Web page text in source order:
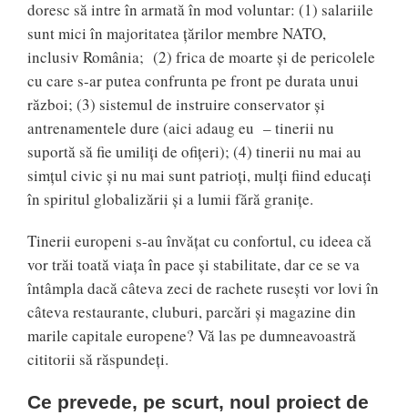
doresc să intre în armată în mod voluntar: (1) salariile
sunt mici în majoritatea țărilor membre NATO,
inclusiv România; (2) frica de moarte și de pericolele
cu care s-ar putea confrunta pe front pe durata unui
război; (3) sistemul de instruire conservator și
antrenamentele dure (aici adaug eu – tinerii nu
suportă să fie umiliți de ofițeri); (4) tinerii nu mai au
simțul civic și nu mai sunt patrioți, mulți fiind educați
în spiritul globalizării și a lumii fără granițe.
Tinerii europeni s-au învățat cu confortul, cu ideea că
vor trăi toată viața în pace și stabilitate, dar ce se va
întâmpla dacă câteva zeci de rachete rusești vor lovi în
câteva restaurante, cluburi, parcări și magazine din
marile capitale europene? Vă las pe dumneavoastră
cititorii să răspundeți.
Ce prevede, pe scurt, noul proiect de